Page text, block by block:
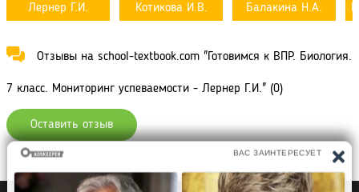
Лернер Г.И.
Котикова И.В.
Балакина Н.А.
Отзывы на school-textbook.com "Готовимся к ВПР. Биология.
7 класс. Мониторинг успеваемости - Лернер Г.И." (0)
Оставить отзыв